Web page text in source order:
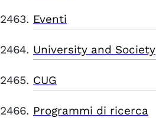
Eventi
University and Society
CUG
Programmi di ricerca